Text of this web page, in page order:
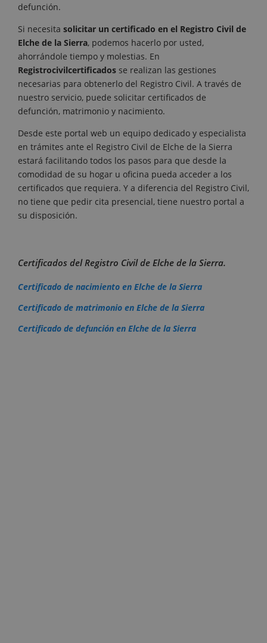
defunción.
Si necesita solicitar un certificado en el Registro Civil de
Elche de la Sierra, podemos hacerlo por usted,
ahorrándole tiempo y molestias. En
Registrocivilcertificados se realizan las gestiones
necesarias para obtenerlo del Registro Civil. A través de
nuestro servicio, puede solicitar certificados de
defunción, matrimonio y nacimiento.
Desde este portal web un equipo dedicado y especialista
en trámites ante el Registro Civil de Elche de la Sierra
estará facilitando todos los pasos para que desde la
comodidad de su hogar u oficina pueda acceder a los
certificados que requiera. Y a diferencia del Registro Civil,
no tiene que pedir cita presencial, tiene nuestro portal a
su disposición.
Certificados del Registro Civil de Elche de la Sierra.
Certificado de nacimiento en Elche de la Sierra
Certificado de matrimonio en Elche de la Sierra
Certificado de defunción en Elche de la Sierra